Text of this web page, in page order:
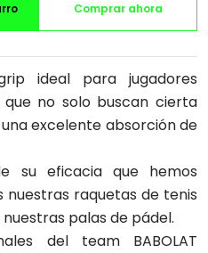
Comprar ahora
ideal para jugadores
no solo buscan cierta
excelente absorción de
su eficacia que hemos
raquetas de tenis
palas de pádel.
del team BABOLAT